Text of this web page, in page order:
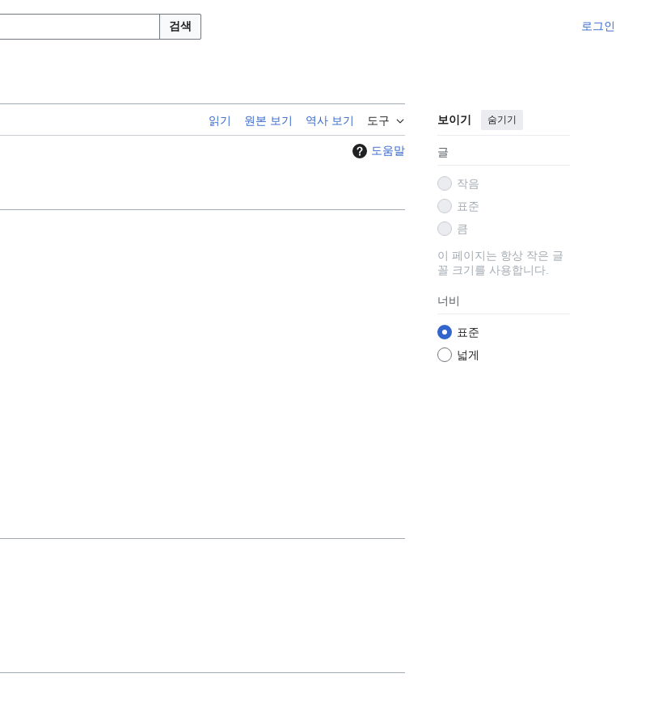
검색 로그인
읽기 원본 보기 역사 보기 도구 보이기 숨기기
글
작음
표준
큼
이 페이지는 항상 작은 글
꼴 크기를 사용합니다.
너비
표준
넓게
도움말